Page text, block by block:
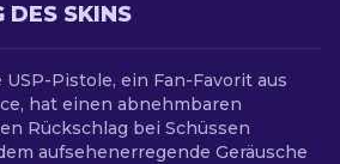
DES SKINS
Pistole, ein Fan-Favorit aus
hat einen abnehmbaren
Rückschlag bei Schüssen
aufsehenerregende Geräusche